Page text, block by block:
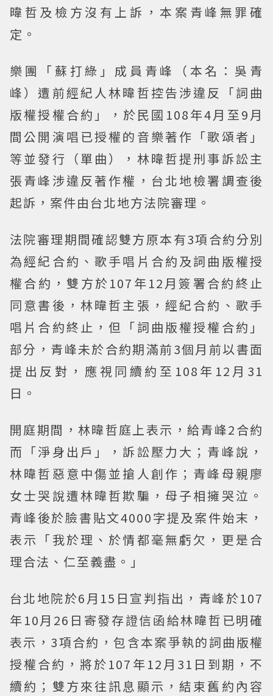
暐哲及檢方沒有上訴，本案青峰無罪確
定。
樂團「蘇打綠」成員青峰（本名：吳青
峰）遭前經紀人林暐哲控告涉違反「詞曲
版權授權合約」，於民國108年4月至9月
間公開演唱已授權的音樂著作「歌頌者」
等並發行（單曲），林暐哲提刑事訴訟主
張青峰涉違反著作權，台北地檢署調查後
起訴，案件由台北地方法院審理。
法院審理期間確認雙方原本有3項合約分別
為經紀合約、歌手唱片合約及詞曲版權授
權合約，雙方於107年12月簽署合約終止
同意書後，林暐哲主張，經紀合約、歌手
唱片合約終止，但「詞曲版權授權合約」
部分，青峰未於合約期滿前3個月前以書面
提出反對，應視同續約至108年12月31
日。
開庭期間，林暐哲庭上表示，給青峰2合約
而「淨身出戶」，訴訟壓力大；青峰說，
林暐哲惡意中傷並搶人創作；青峰母親廖
女士哭說遭林暐哲欺騙，母子相擁哭泣。
青峰後於臉書貼文4000字提及案件始末，
表示「我於理、於情都毫無虧欠，更是合
理合法、仁至義盡。」
台北地院於6月15日宣判指出，青峰於107
年10月26日寄發存證信函給林暐哲已明確
表示，3項合約，包含本案爭執的詞曲版權
授權合約，將於107年12月31日到期，不
續約；雙方來往訊息顯示，結束舊約內容